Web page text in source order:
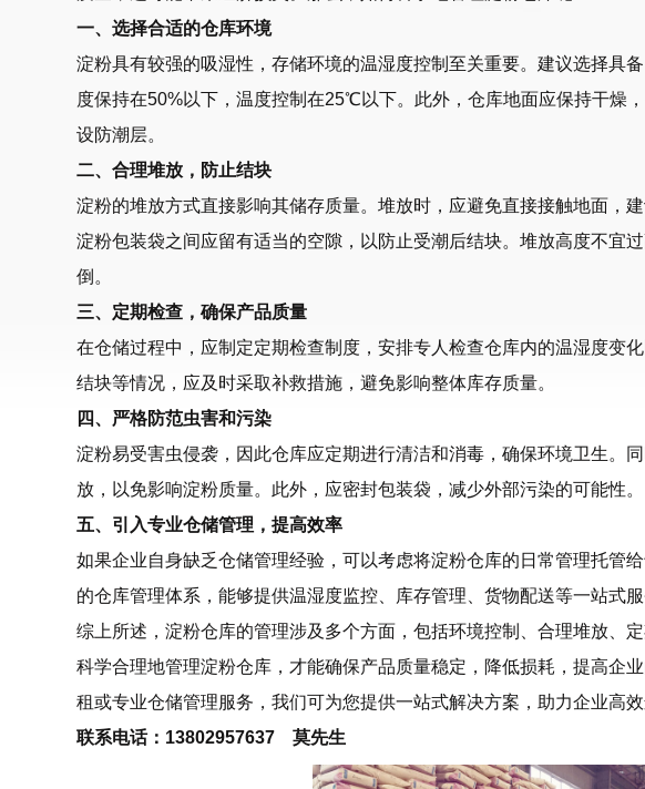
一、选择合适的仓库环境
淀粉具有较强的吸湿性，存储环境的温湿度控制至关重要。建议选择具
度保持在50%以下，温度控制在25℃以下。此外，仓库地面应保持干燥
设防潮层。
二、合理堆放，防止结块
淀粉的堆放方式直接影响其储存质量。堆放时，应避免直接接触地面，
淀粉包装袋之间应留有适当的空隙，以防止受潮后结块。堆放高度不宜
倒。
三、定期检查，确保产品质量
在仓储过程中，应制定定期检查制度，安排专人检查仓库内的温湿度变
结块等情况，应及时采取补救措施，避免影响整体库存质量。
四、严格防范虫害和污染
淀粉易受害虫侵袭，因此仓库应定期进行清洁和消毒，确保环境卫生。
放，以免影响淀粉质量。此外，应密封包装袋，减少外部污染的可能性。
五、引入专业仓储管理，提高效率
如果企业自身缺乏仓储管理经验，可以考虑将淀粉仓库的日常管理托管
的仓库管理体系，能够提供温湿度监控、库存管理、货物配送等一站式
综上所述，淀粉仓库的管理涉及多个方面，包括环境控制、合理堆放、
科学合理地管理淀粉仓库，才能确保产品质量稳定，降低损耗，提高企
租或专业仓储管理服务，我们可为您提供一站式解决方案，助力企业高
联系电话：13802957637 莫先生